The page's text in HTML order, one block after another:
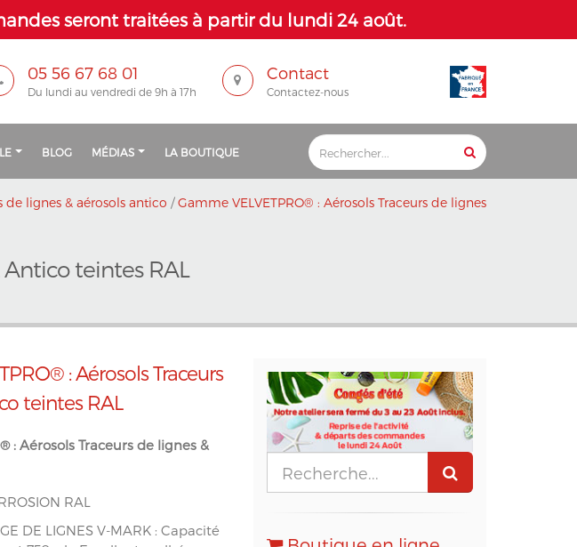
seront traitées à partir du lundi 24 août.
05 56 67 68 01
Du lundi au vendredi de 9h à 17h
Contact
Contactez-nous
BLOG MÉDIAS LA BOUTIQUE
de lignes & aérosols antico /Gamme VELVETPRO® : Aérosols Traceurs de lignes
Antico teintes RAL
: Aérosols Traceurs
teintes RAL
: Aérosols Traceurs de lignes &
RAL
DE LIGNES V-MARK : Capacité